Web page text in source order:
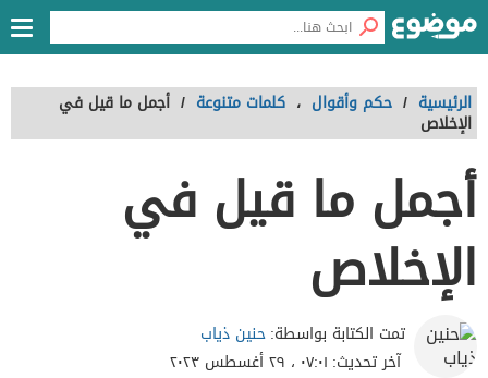
الرئيسية / حكم وأقوال ، كلمات متنوعة / أجمل ما قيل في
الإخلاص
أجمل ما قيل في
الإخلاص
تمت الكتابة بواسطة:حنين ذياب
آخر تحديث: ٠٧:٠١ ، ٢٩ أغسطس ٢٠٢٣